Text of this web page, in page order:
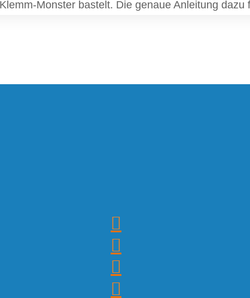
Monster bastelt. Die genaue Anleitung dazu